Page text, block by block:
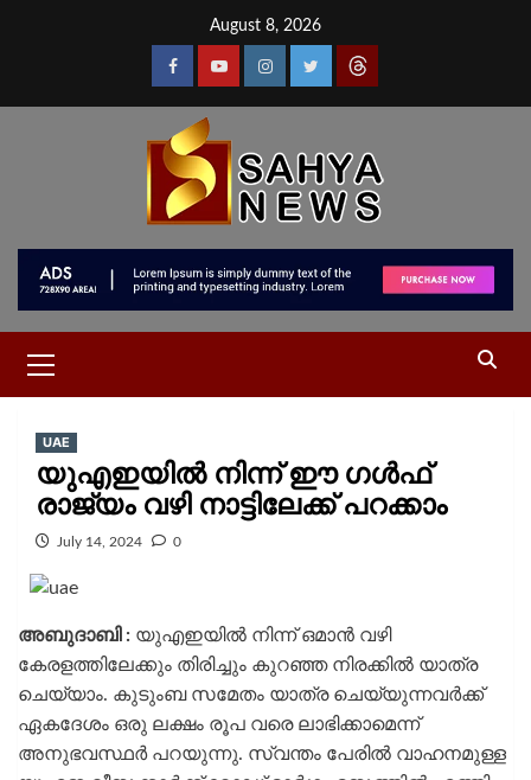
August 8, 2026
UAE
യുഎഇയിൽ നിന്ന് ഈ ഗൾഫ്
രാജ്യം വഴി നാട്ടിലേക്ക് പറക്കാം
July 14, 2024 0
അബുദാബി : യുഎഇയിൽ നിന്ന് ഒമാൻ വഴി
കേരളത്തിലേക്കും തിരിച്ചും കുറഞ്ഞ നിരക്കിൽ യാത്ര
ചെയ്യാം. കുടുംബ സമേതം യാത്ര ചെയ്യുന്നവർക്ക്
ഏകദേശം ഒരു ലക്ഷം രൂപ വരെ ലാഭിക്കാമെന്ന്
അനുഭവസ്ഥർ പറയുന്നു. സ്വന്തം പേരിൽ വാഹനമുള്ള